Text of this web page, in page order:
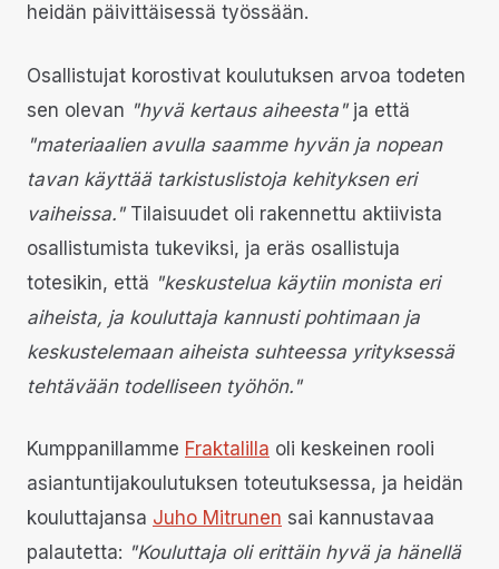
heidän päivittäisessä työssään.
Osallistujat korostivat koulutuksen arvoa todeten
sen olevan "hyvä kertaus aiheesta"ja että
"materiaalien avulla saamme hyvän ja nopean
tavan käyttää tarkistuslistoja kehityksen eri
vaiheissa."Tilaisuudet oli rakennettu aktiivista
osallistumista tukeviksi, ja eräs osallistuja
totesikin, että "keskustelua käytiin monista eri
aiheista, ja kouluttaja kannusti pohtimaan ja
keskustelemaan aiheista suhteessa yrityksessä
tehtävään todelliseen työhön."
Kumppanillamme Fraktalilla oli keskeinen rooli
asiantuntijakoulutuksen toteutuksessa, ja heidän
kouluttajansa Juho Mitrunen sai kannustavaa
palautetta: "Kouluttaja oli erittäin hyvä ja hänellä